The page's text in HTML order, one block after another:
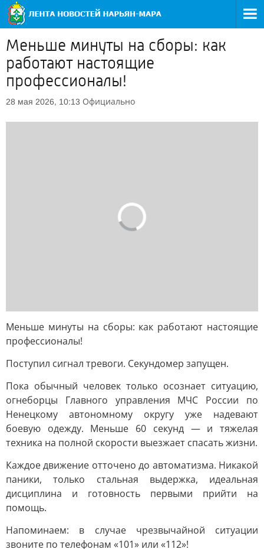
Меньше минуты на сборы: как
работают настоящие
профессионалы!
28 мая 2026, 10:13 Официально
Меньше минуты на сборы: как работают настоящие
профессионалы!
Поступил сигнал тревоги. Секундомер запущен.
Пока обычный человек только осознает ситуацию,
огнеборцы Главного управления МЧС России по
Ненецкому автономному округу уже надевают
боевую одежду. Меньше 60 секунд — и тяжелая
техника на полной скорости выезжает спасать жизни.
Каждое движение отточено до автоматизма. Никакой
паники, только стальная выдержка, идеальная
дисциплина и готовность первыми прийти на
помощь.
Напоминаем: в случае чрезвычайной ситуации
звоните по телефонам «101» или «112»!